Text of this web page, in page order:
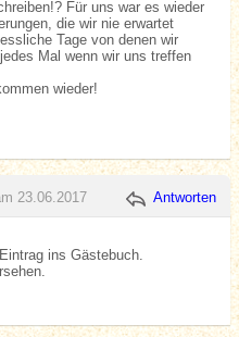
Für uns war es wieder
die wir nie erwartet
Tage von denen wir
Mal wenn wir uns treffen
wieder!
23.06.2017 Antworten
ins Gästebuch.